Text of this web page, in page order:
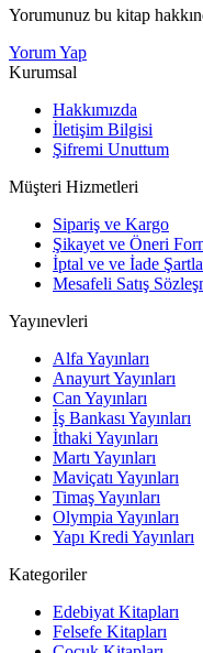
Yorumunuz bu kitap
Yorum Yap
Kurumsal
Hakkımızda
İletişim Bilgisi
Şifremi Unuttum
Müşteri Hizmetleri
Sipariş ve Kargo
Şikayet ve Öneri
İptal ve ve İade
Mesafeli Satış
Yayınevleri
Alfa Yayınları
Anayurt Yayınları
Can Yayınları
İş Bankası Yayınları
İthaki Yayınları
Martı Yayınları
Maviçatı Yayınları
Timaş Yayınları
Olympia Yayınları
Yapı Kredi Yayınları
Kategoriler
Edebiyat Kitapları
Felsefe Kitapları